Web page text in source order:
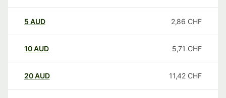
5 AUD 2,86 CHF
10AUD 5,71 CHF
20AUD 11,42 CHF